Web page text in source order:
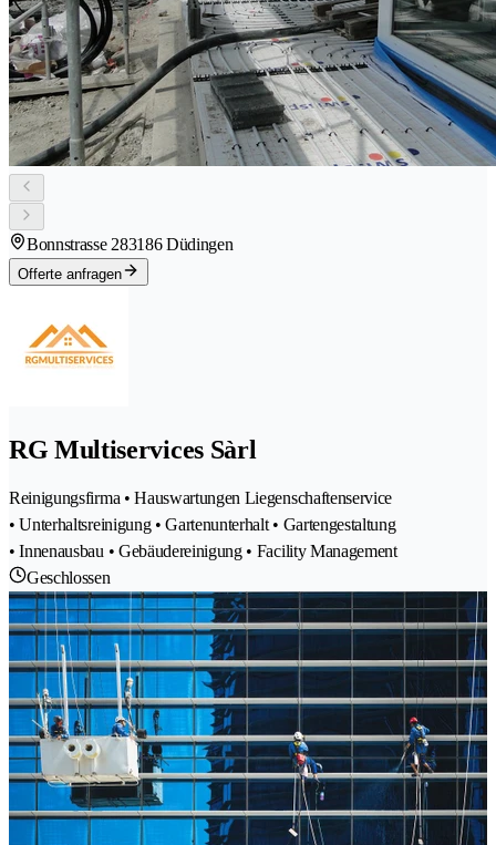
Bonnstrasse 283186 Düdingen
Offerte anfragen
RG Multiservices Sàrl
Reinigungsfirma • Hauswartungen Liegenschaftenservice
• Unterhaltsreinigung • Gartenunterhalt • Gartengestaltung
• Innenausbau • Gebäudereinigung • Facility Management
Geschlossen